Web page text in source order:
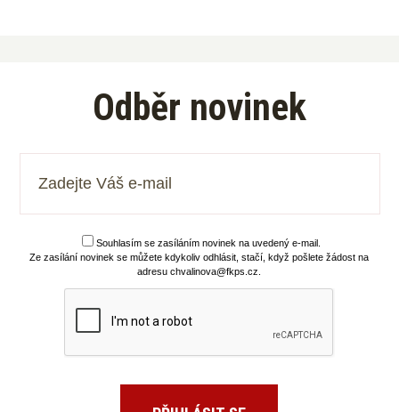
Odběr novinek
Souhlasím se zasíláním novinek na uvedený e-mail.
Ze zasílání novinek se můžete kdykoliv odhlásit, stačí, když pošlete žádost na
adresu chvalinova@fkps.cz.